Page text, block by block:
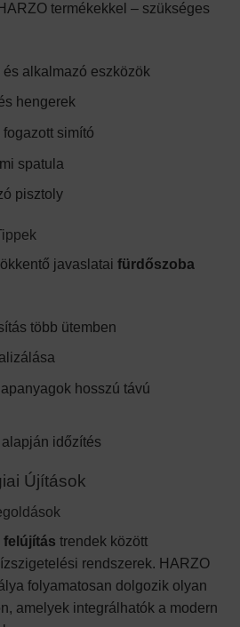
HARZO termékekkel – szükséges
alkalmazó eszközök
hengerek
simító
spatula
pisztoly
javaslatai fürdőszoba
több ütemben
hosszú távú
időzítés
Újítások
trendek között
rendszerek. HARZO
folyamatosan dolgozik olyan
amelyek integrálhatók a modern